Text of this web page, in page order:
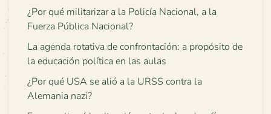
¿Por qué militarizar a la Policía Nacional, a la
Fuerza Pública Nacional?
La agenda rotativa de confrontación: a propósito de
la educación política en las aulas
¿Por qué USA se alió a la URSS contra la
Alemania nazi?